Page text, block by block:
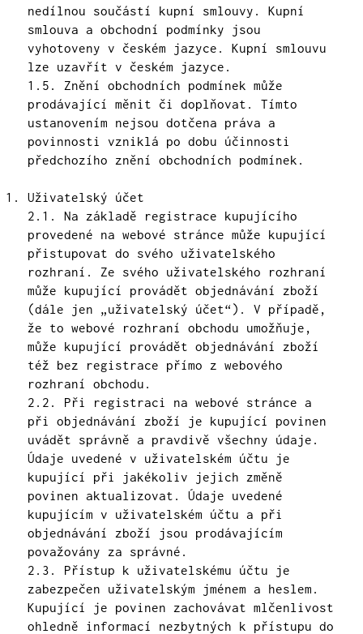
nedílnou součástí kupní smlouvy. Kupní
smlouva a obchodní podmínky jsou
vyhotoveny v českém jazyce. Kupní smlouvu
lze uzavřít v českém jazyce.
1.5. Znění obchodních podmínek může
prodávající měnit či doplňovat. Tímto
ustanovením nejsou dotčena práva a
povinnosti vzniklá po dobu účinnosti
předchozího znění obchodních podmínek.
Uživatelský účet
2.1. Na základě registrace kupujícího
provedené na webové stránce může kupující
přistupovat do svého uživatelského
rozhraní. Ze svého uživatelského rozhraní
může kupující provádět objednávání zboží
(dále jen „uživatelský účet“). V případě,
že to webové rozhraní obchodu umožňuje,
může kupující provádět objednávání zboží
též bez registrace přímo z webového
rozhraní obchodu.
2.2. Při registraci na webové stránce a
při objednávání zboží je kupující povinen
uvádět správně a pravdivě všechny údaje.
Údaje uvedené v uživatelském účtu je
kupující při jakékoliv jejich změně
povinen aktualizovat. Údaje uvedené
kupujícím v uživatelském účtu a při
objednávání zboží jsou prodávajícím
považovány za správné.
2.3. Přístup k uživatelskému účtu je
zabezpečen uživatelským jménem a heslem.
Kupující je povinen zachovávat mlčenlivost
ohledně informací nezbytných k přístupu do